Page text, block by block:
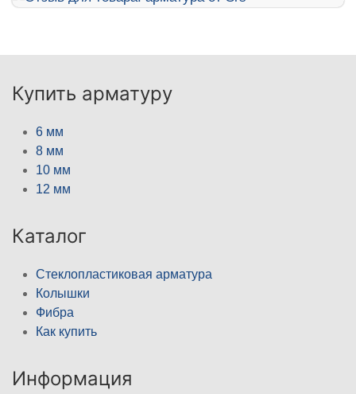
Купить арматуру
6 мм
8 мм
10 мм
12 мм
Каталог
Стеклопластиковая арматура
Колышки
Фибра
Как купить
Информация